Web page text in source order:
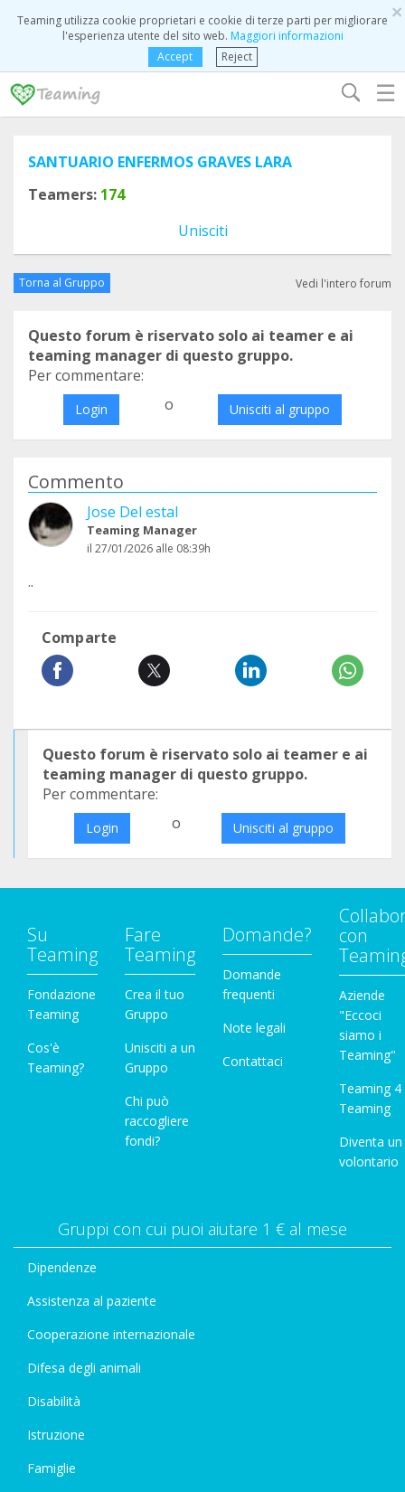
×
Teaming utilizza cookie proprietari e cookie di terze parti per migliorare
l'esperienza utente del sito web. Maggiori informazioni
Accept
Reject
☰
SANTUARIO ENFERMOS GRAVES LARA
Teamers: 174
Unisciti
Torna al Gruppo Vedi l'intero forum
Questo forum è riservato solo ai teamer e ai
teaming manager di questo gruppo.
Per commentare:
Login o Unisciti al gruppo
Commento
Jose Del estal
Teaming Manager
il 27/01/2026 alle 08:39h
..
Comparte
Questo forum è riservato solo ai teamer e ai
teaming manager di questo gruppo.
Per commentare:
Login o Unisciti al gruppo
Su
Teaming
Fondazione
Teaming
Cos'è
Teaming?
Fare
Teaming
Crea il tuo
Gruppo
Unisciti a un
Gruppo
Chi può
raccogliere
fondi?
Domande?
Domande
frequenti
Note legali
Contattaci
con
Aziende
"Eccoci
siamo i
Teaming"
Teaming 4
Teaming
Diventa un
volontario
Gruppi con cui puoi aiutare 1 € al mese
Dipendenze
Assistenza al paziente
Cooperazione internazionale
Difesa degli animali
Disabilità
Istruzione
Famiglie